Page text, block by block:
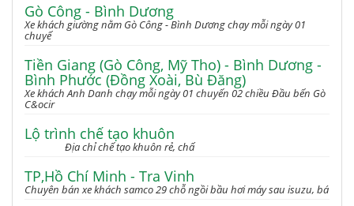
Gò Công - Bình Dương
Xe khách giường nằm Gò Công - Bình Dương chạy mỗi ngày 01
chuyế
Tiền Giang (Gò Công, Mỹ Tho) - Bình Dương -
Bình Phước (Đồng Xoài, Bù Đăng)
Xe khách Anh Danh chạy mỗi ngày 01 chuyến 02 chiều Đầu bến Gò
C&ocir
Lộ trình chế tạo khuôn
Địa chỉ chế tạo khuôn rẻ, chấ
TP,Hồ Chí Minh - Tra Vinh
Chuyên bán xe khách samco 29 chỗ ngồi bầu hơi máy sau isuzu, bá